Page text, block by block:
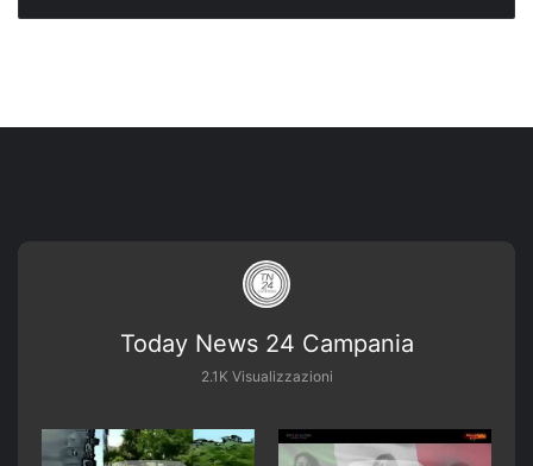
Today News 24 Campania
2.1K Visualizzazioni